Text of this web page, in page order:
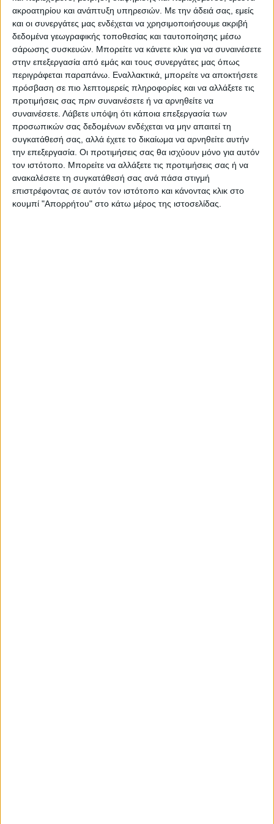
ακροατηρίου και ανάπτυξη υπηρεσιών. Με την άδειά σας, εμείς
και οι συνεργάτες μας ενδέχεται να χρησιμοποιήσουμε ακριβή
δεδομένα γεωγραφικής τοποθεσίας και ταυτοποίησης μέσω
σάρωσης συσκευών. Μπορείτε να κάνετε κλικ για να συναινέσετε
στην επεξεργασία από εμάς και τους συνεργάτες μας όπως
περιγράφεται παραπάνω. Εναλλακτικά, μπορείτε να αποκτήσετε
πρόσβαση σε πιο λεπτομερείς πληροφορίες και να αλλάξετε τις
προτιμήσεις σας πριν συναινέσετε ή να αρνηθείτε να
συναινέσετε. Λάβετε υπόψη ότι κάποια επεξεργασία των
προσωπικών σας δεδομένων ενδέχεται να μην απαιτεί τη
συγκατάθεσή σας, αλλά έχετε το δικαίωμα να αρνηθείτε αυτήν
την επεξεργασία. Οι προτιμήσεις σας θα ισχύουν μόνο για αυτόν
τον ιστότοπο. Μπορείτε να αλλάξετε τις προτιμήσεις σας ή να
ανακαλέσετε τη συγκατάθεσή σας ανά πάσα στιγμή
επιστρέφοντας σε αυτόν τον ιστότοπο και κάνοντας κλικ στο
κουμπί "Απορρήτου" στο κάτω μέρος της ιστοσελίδας.
σπίτια τους γρήγορα!!! Τέλος μοιράσαμε σε
όλα τα παιδιά σελιδοδείκτες, ώστε να τους
χρησιμοποιούν καθημερινά και να μην
«πληγώνουν» τα βιβλία τους!!!
Ευχαριστούμε τη Διεύθυνση Πρωτοβάθμιας
Εκπαίδευσης Καρδίτσας και το Διευθυντή
Κύριο Κωνσταντίνο Γκόλτσο, που μας
έδωσαν την άδεια να επισκεφτούμε τα
παρακάτω σχολεία και φυσικά τους
Διευθυντές/ντριες των Δημοτικών Σχολείων
που με χαρά μας δέχτηκαν… 3ο Δημοτικό
Σχολείο Παλαμά (όπου φιλοξενούνται οι
μαθητές από το Δημοτικό Σχολείο Βλοχού),